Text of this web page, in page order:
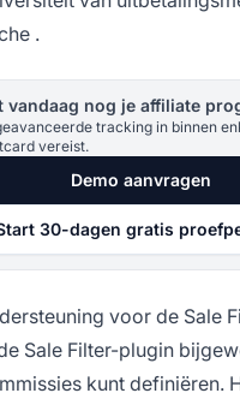
.
vandaag nog je affiliate
tracking in binnen
vereist.
Demo aanvragen
30-dagen gratis
voor de Sale
Sale Filter-plugin
kunt definiëren.